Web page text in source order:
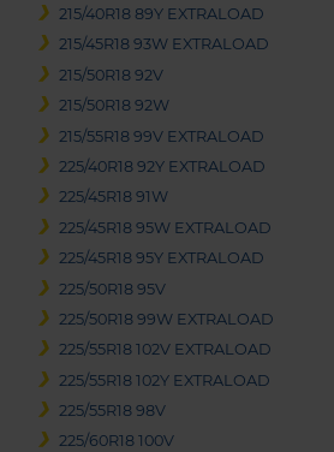
215/40R18 89Y EXTRALOAD
215/45R18 93W EXTRALOAD
215/50R18 92V
215/50R18 92W
215/55R18 99V EXTRALOAD
225/40R18 92Y EXTRALOAD
225/45R18 91W
225/45R18 95W EXTRALOAD
225/45R18 95Y EXTRALOAD
225/50R18 95V
225/50R18 99W EXTRALOAD
225/55R18 102V EXTRALOAD
225/55R18 102Y EXTRALOAD
225/55R18 98V
225/60R18 100V